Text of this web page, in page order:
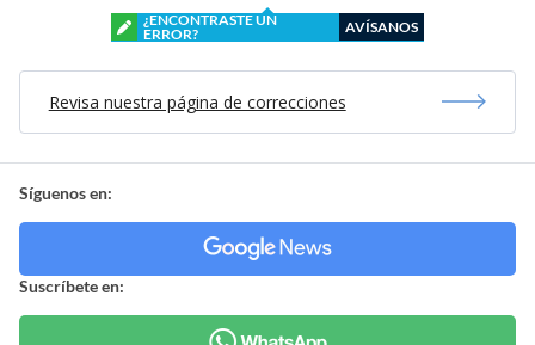
¿ENCONTRASTE UN
ERROR?
AVÍSANOS
Revisa nuestra página de correcciones
Síguenos en:
Suscríbete en: